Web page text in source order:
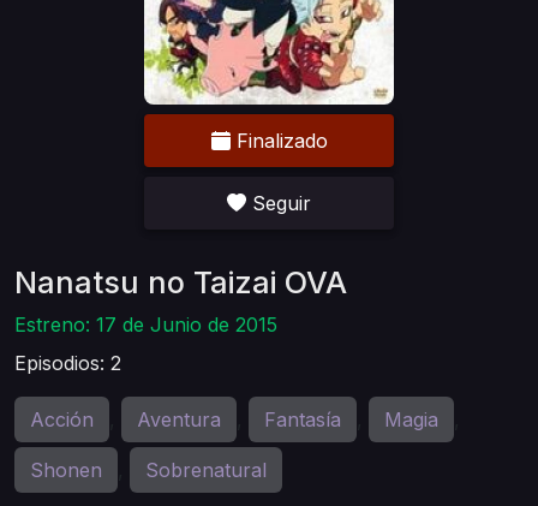
Finalizado
Seguir
Nanatsu no Taizai OVA
Estreno: 17 de Junio de 2015
Episodios: 2
Acción Aventura Fantasía Magia
Shonen Sobrenatural